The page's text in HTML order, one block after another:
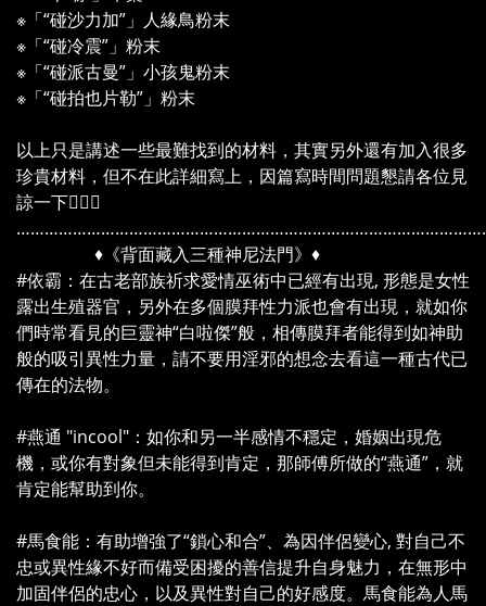
※「“碰沙力加”」人緣鳥粉末
※「“碰冷震”」粉末
※「“碰派古曼”」小孩鬼粉末
※「“碰拍也片勒”」粉末
以上只是講述一些最難找到的材料，其實另外還有加入很多
珍貴材料，但不在此詳細寫上，因篇寫時間問題懇請各位見
諒一下🙇🏼‍♀️
♦️《背面藏入三種神尼法門》♦️
#依霸：在古老部族祈求愛情巫術中已經有出現, 形態是女性
露出生殖器官，另外在多個膜拜性力派也會有出現，就如你
們時常看見的巨靈神“白啦傑”般，相傳膜拜者能得到如神助
般的吸引異性力量，請不要用淫邪的想念去看這一種古代已
傳在的法物。
#燕通 "incool"：如你和另一半感情不穩定，婚姻出現危
機，或你有對象但未能得到肯定，那師傅所做的“燕通”，就
肯定能幫助到你。
#馬食能：有助增強了“鎖心和合”、為因伴侶變心, 對自己不
忠或異性緣不好而備受困擾的善信提升自身魅力，在無形中
加固伴侶的忠心，以及異性對自己的好感度。馬食能為人馬